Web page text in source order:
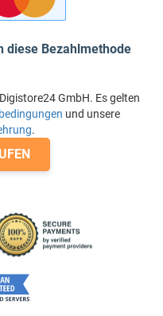
diese Bezahlmethode
GmbH. Es gelten
und unsere
.